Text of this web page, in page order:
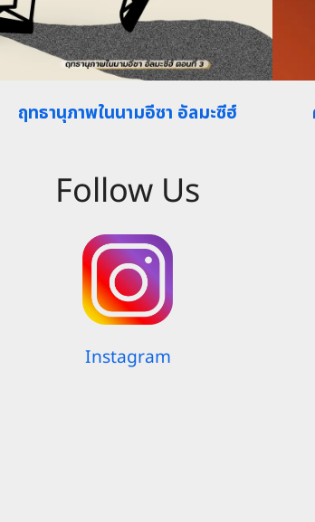
ฤทธานุภาพในนามอีซา อัลมะซีฮ์
Follow Us
Instagram